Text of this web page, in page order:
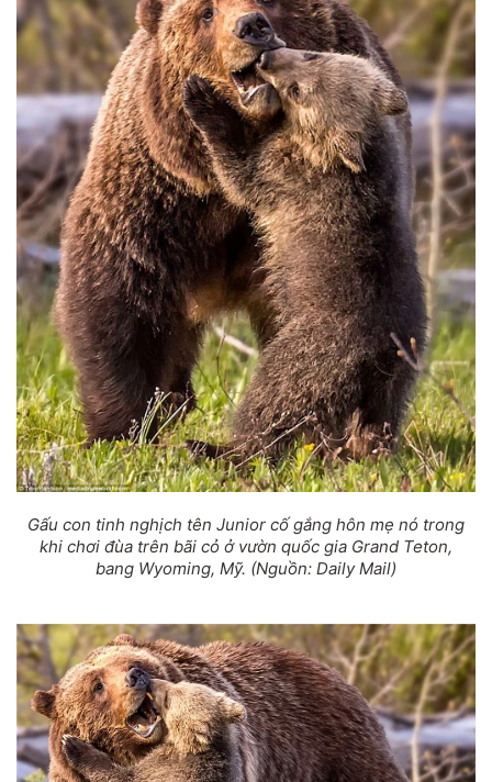
Gấu con tinh nghịch tên Junior cố gắng hôn mẹ nó trong
khi chơi đùa trên bãi cỏ ở vườn quốc gia Grand Teton,
bang Wyoming, Mỹ. (Nguồn: Daily Mail)